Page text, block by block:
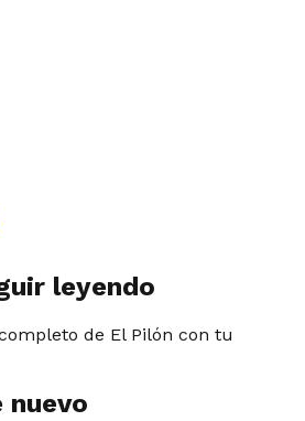
leyendo
de El Pilón con tu
nuevo